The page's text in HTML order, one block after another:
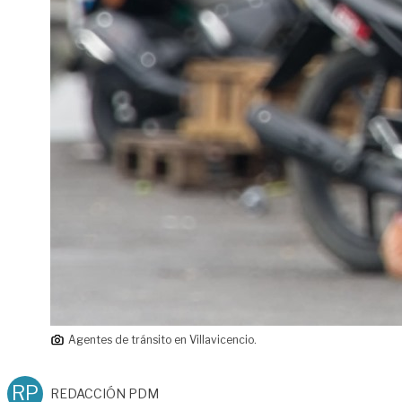
Agentes de tránsito en Villavicencio.
RP REDACCIÓN PDM